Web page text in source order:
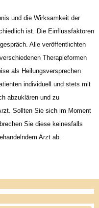
und die Wirksamkeit der
ist. Die Einflussfaktoren
Alle veröffentlichten
Therapieformen
als Heilungsversprechen
individuell und stets mit
abzuklären und zu
Sollten Sie sich im Moment
Sie diese keinesfalls
Arzt ab.